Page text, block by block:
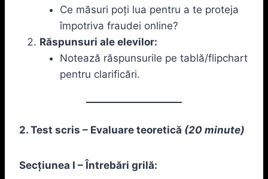
Ce măsuri poți lua pentru a te proteja
împotriva fraudei online?
Răspunsuri ale elevilor:
Notează răspunsurile pe tablă/flipchart
pentru clarificări.
2. Test scris – Evaluare teoretică (20 minute)
Secțiunea I – Întrebări grilă: